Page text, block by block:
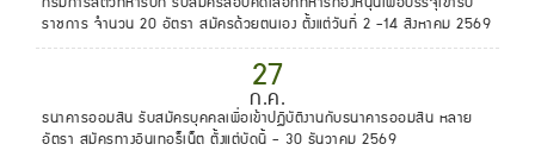
ราชการ จำนวน 20 อัตรา สมัครด้วยตนเอง ตั้งแต่วันที่ 2 -14 สิงหาคม 2569
27
ก.ค.
ธนาคารออมสิน รับสมัครบุคคลเพื่อเข้าปฏิบัติงานกับธนาคารออมสิน หลาย
อัตรา สมัครทางอินเทอร็เน็ต ตั้งแต่บัดนี้ - 30 ธันวาคม 2569